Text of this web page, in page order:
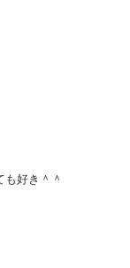
好き＾＾